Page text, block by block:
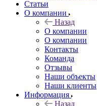
Статьи
О компании
Назад
О компании
О компании
Контакты
Команда
Отзывы
Наши объекты
Наши клиенты
Информация
Назад